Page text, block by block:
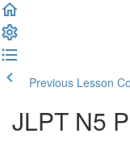
Previous Lesson
JLPT N5